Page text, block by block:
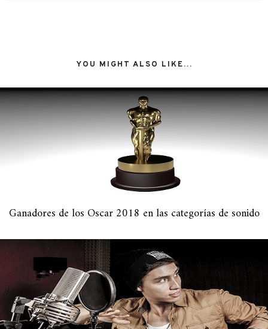
YOU MIGHT ALSO LIKE...
Ganadores de los Oscar 2018 en las categorías de sonido